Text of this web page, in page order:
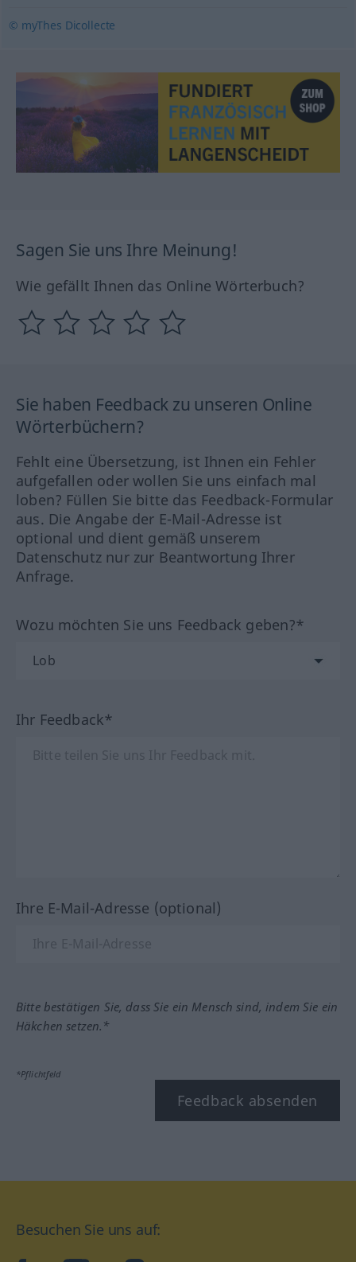
© myThes Dicollecte
Sagen Sie uns Ihre Meinung!
Wie gefällt Ihnen das Online Wörterbuch?
Sie haben Feedback zu unseren Online
Wörterbüchern?
Fehlt eine Übersetzung, ist Ihnen ein Fehler
aufgefallen oder wollen Sie uns einfach mal
loben? Füllen Sie bitte das Feedback-Formular
aus. Die Angabe der E-Mail-Adresse ist
optional und dient gemäß unserem
Datenschutz nur zur Beantwortung Ihrer
Anfrage.
Wozu möchten Sie uns Feedback geben?*
Ihr Feedback*
Ihre E-Mail-Adresse (optional)
Bitte bestätigen Sie, dass Sie ein Mensch sind, indem Sie ein
Häkchen setzen.*
*Pflichtfeld
Feedback absenden
Besuchen Sie uns auf: